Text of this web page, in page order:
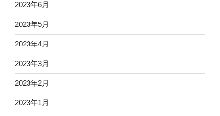
2023年6月
2023年5月
2023年4月
2023年3月
2023年2月
2023年1月